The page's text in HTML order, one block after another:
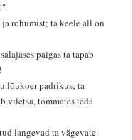
rõhumist; ta keele all on
paigas ta tapab
lõukoer padrikus; ta
viletsa, tõmmates teda
langevad ta vägevate